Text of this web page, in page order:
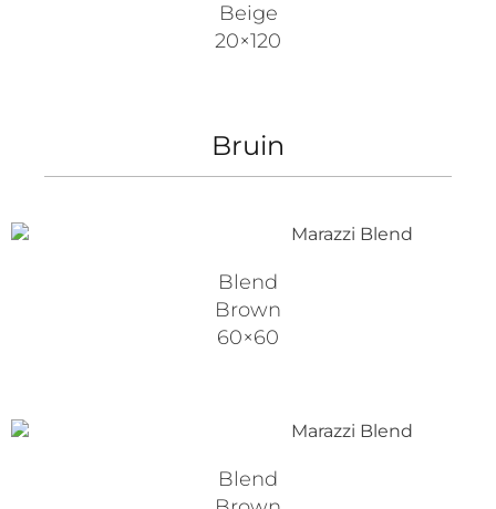
Beige
20×120
Bruin
Blend
Brown
60×60
Blend